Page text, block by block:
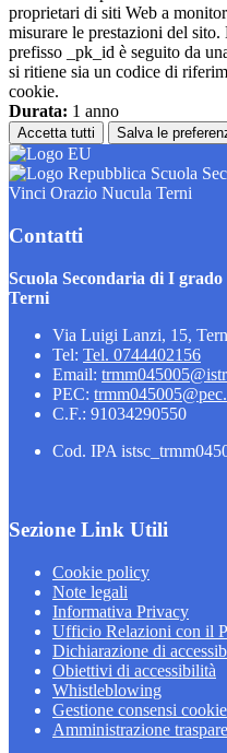
proprietari di siti Web a
misurare le prestazioni del
prefisso _pk_id è seguito da
si ritiene sia un codice di
cookie.
Durata: 1 anno
Accetta tutti Salva le
Scuola
Vinci Orazio Nucula Terni
Contatti
Scuola Secondaria di I
Terni
Via Luigi Lanzi, 15,
Tel: Tel. 0744402156
Email:
PEC:
C.F.: 91034290550
Cod. IPA
Sezione Link Utili
Cookie policy
Note legali
Informativa Privacy
Ufficio Relazioni con il
Dichiarazione di
Obiettivi di accessibilità
Whistleblowing
Gestione consensi cookie
Amministrazione